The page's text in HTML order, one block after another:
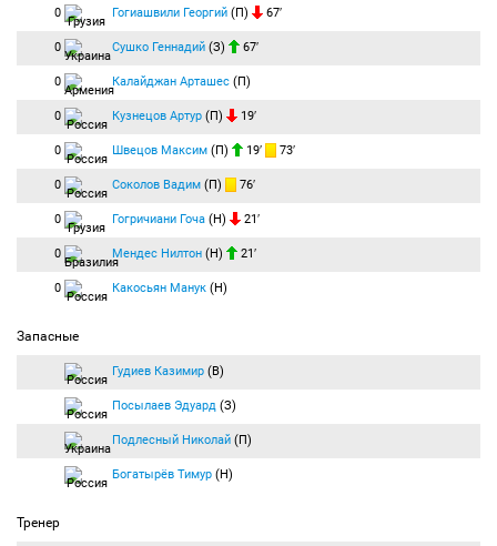
0 Гогиашвили Георгий (П) 67′
0 Сушко Геннадий (З) 67′
0 Калайджан Арташес (П)
0 Кузнецов Артур (П) 19′
0 Швецов Максим (П) 19′ 73′
0 Соколов Вадим (П) 76′
0 Гогричиани Гоча (Н) 21′
0 Мендес Нилтон (Н) 21′
0 Какосьян Манук (Н)
Запасные
Гудиев Казимир (В)
Посылаев Эдуард (З)
Подлесный Николай (П)
Богатырёв Тимур (Н)
Тренер